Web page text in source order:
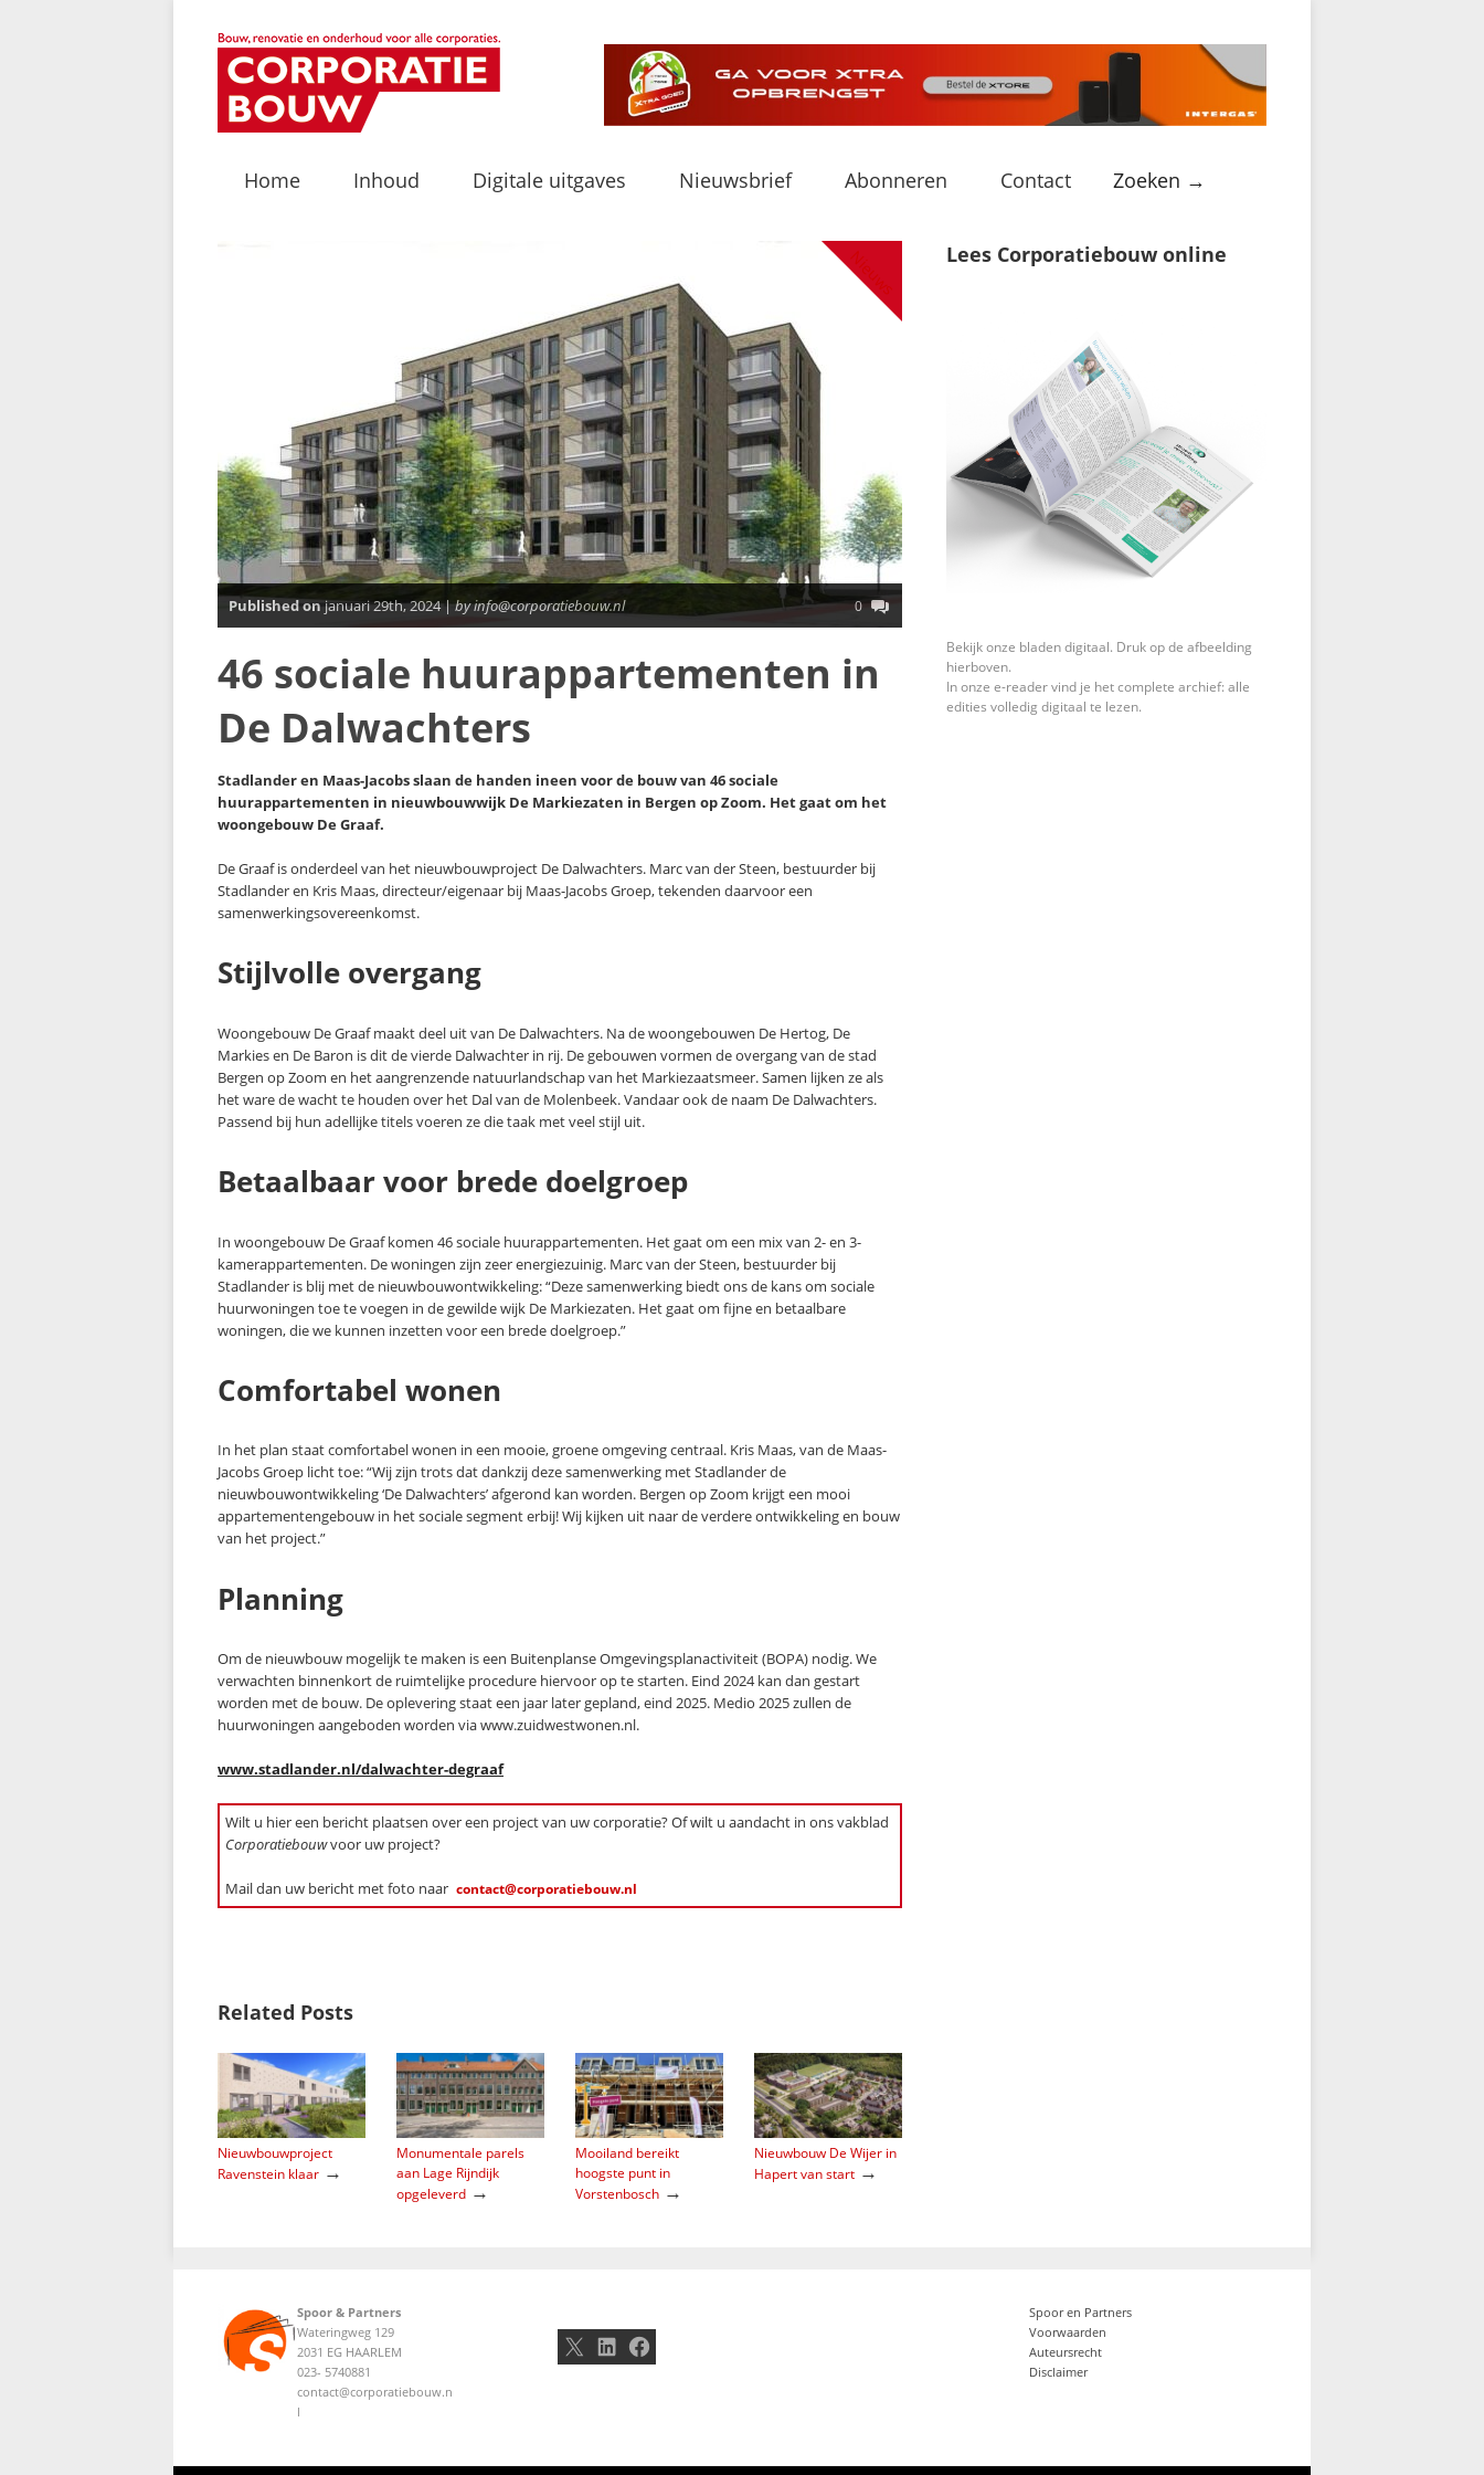
Home Inhoud Digitale uitgaves Nieuwsbrief Abonneren Contact Zoeken →
Nieuws
Published onjanuari 29th, 2024 |by info@corporatiebouw.nl 0
46 sociale huurappartementen in
De Dalwachters
Stadlander en Maas-Jacobs slaan de handen ineen voor de bouw van 46 sociale
huurappartementen in nieuwbouwwijk De Markiezaten in Bergen op Zoom. Het gaat om het
woongebouw De Graaf.
De Graaf is onderdeel van het nieuwbouwproject De Dalwachters. Marc van der Steen, bestuurder bij
Stadlander en Kris Maas, directeur/eigenaar bij Maas-Jacobs Groep, tekenden daarvoor een
samenwerkingsovereenkomst.
Stijlvolle overgang
Woongebouw De Graaf maakt deel uit van De Dalwachters. Na de woongebouwen De Hertog, De
Markies en De Baron is dit de vierde Dalwachter in rij. De gebouwen vormen de overgang van de stad
Bergen op Zoom en het aangrenzende natuurlandschap van het Markiezaatsmeer. Samen lijken ze als
het ware de wacht te houden over het Dal van de Molenbeek. Vandaar ook de naam De Dalwachters.
Passend bij hun adellijke titels voeren ze die taak met veel stijl uit.
Betaalbaar voor brede doelgroep
In woongebouw De Graaf komen 46 sociale huurappartementen. Het gaat om een mix van 2- en 3-
kamerappartementen. De woningen zijn zeer energiezuinig. Marc van der Steen, bestuurder bij
Stadlander is blij met de nieuwbouwontwikkeling: “Deze samenwerking biedt ons de kans om sociale
huurwoningen toe te voegen in de gewilde wijk De Markiezaten. Het gaat om fijne en betaalbare
woningen, die we kunnen inzetten voor een brede doelgroep.”
Comfortabel wonen
In het plan staat comfortabel wonen in een mooie, groene omgeving centraal. Kris Maas, van de Maas-
Jacobs Groep licht toe: “Wij zijn trots dat dankzij deze samenwerking met Stadlander de
nieuwbouwontwikkeling ‘De Dalwachters’ afgerond kan worden. Bergen op Zoom krijgt een mooi
appartementengebouw in het sociale segment erbij! Wij kijken uit naar de verdere ontwikkeling en bouw
van het project.”
Planning
Om de nieuwbouw mogelijk te maken is een Buitenplanse Omgevingsplanactiviteit (BOPA) nodig. We
verwachten binnenkort de ruimtelijke procedure hiervoor op te starten. Eind 2024 kan dan gestart
worden met de bouw. De oplevering staat een jaar later gepland, eind 2025. Medio 2025 zullen de
huurwoningen aangeboden worden via www.zuidwestwonen.nl.
www.stadlander.nl/dalwachter-degraaf
Wilt u hier een bericht plaatsen over een project van uw corporatie? Of wilt u aandacht in ons vakblad
Corporatiebouwvoor uw project?
Mail dan uw bericht met foto naar contact@corporatiebouw.nl
Related Posts
Nieuwbouwproject
Ravenstein klaar →
Monumentale parels
aan Lage Rijndijk
opgeleverd →
Mooiland bereikt
hoogste punt in
Vorstenbosch →
Nieuwbouw De Wijer in
Hapert van start →
Lees Corporatiebouw online
Bekijk onze bladen digitaal. Druk op de afbeelding
hierboven.
In onze e-reader vind je het complete archief: alle
edities volledig digitaal te lezen.
Spoor & Partners
Wateringweg 129
2031 EG HAARLEM
023- 5740881
contact@corporatiebouw.n
l
X LinkedIn
Facebook
Spoor en Partners
Voorwaarden
Auteursrecht
Disclaimer